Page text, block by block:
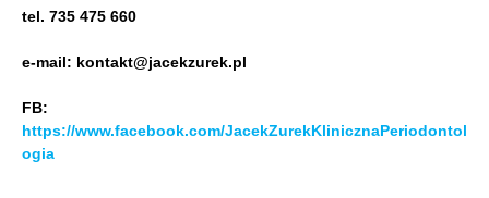
tel. 735 475 660
e-mail: kontakt@jacekzurek.pl
FB:
https://www.facebook.com/JacekZurekKlinicznaPeriodontol
ogia